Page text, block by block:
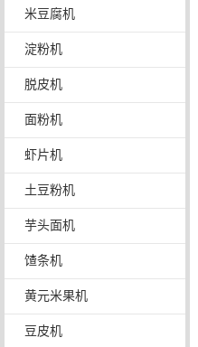
米豆腐机
淀粉机
脱皮机
面粉机
虾片机
土豆粉机
芋头面机
馇条机
黄元米果机
豆皮机